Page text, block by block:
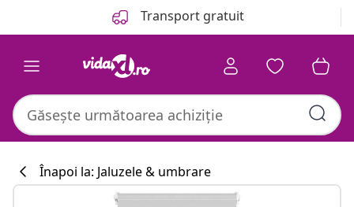
Transport gratuit
Înapoi la: Jaluzele & umbrare